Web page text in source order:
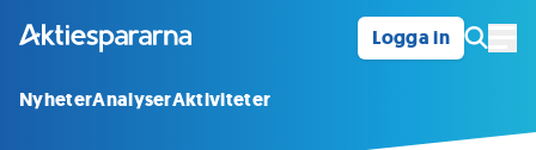
Logga in
NyheterAnalyserAktiviteter